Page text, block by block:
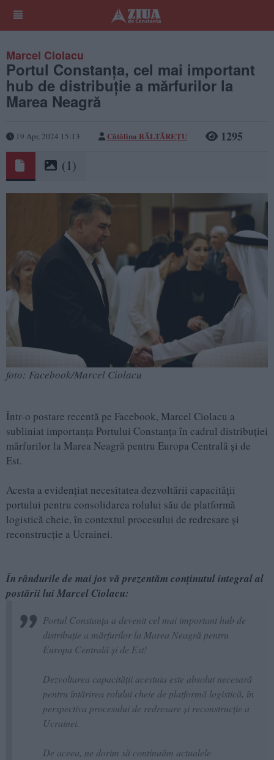
Marcel Ciolacu
Portul Constanţa, cel mai important
hub de distribuţie a mărfurilor la
Marea Neagră
19 Apr, 2024 15:13 Cătălina BĂLTĂREȚU 1295
(1)
foto: Facebook/Marcel Ciolacu
Într-o postare recentă pe Facebook, Marcel Ciolacu a
subliniat importanța Portului Constanța în cadrul distribuției
mărfurilor la Marea Neagră pentru Europa Centrală și de
Est.
Acesta a evidențiat necesitatea dezvoltării capacității
portului pentru consolidarea rolului său de platformă
logistică cheie, în contextul procesului de redresare și
reconstrucție a Ucrainei.
În rândurile de mai jos vă prezentăm conținutul integral al
postării lui Marcel Ciolacu:
Portul Constanţa a devenit cel mai important hub de
distribuţie a mărfurilor la Marea Neagră pentru
Europa Centrală şi de Est!
Dezvoltarea capacității acestuia este absolut necesară
pentru întărirea rolului cheie de platformă logistică, în
perspectiva procesului de redresare şi reconstrucţie a
Ucrainei.
De aceea, ne dorim să continuăm actualele